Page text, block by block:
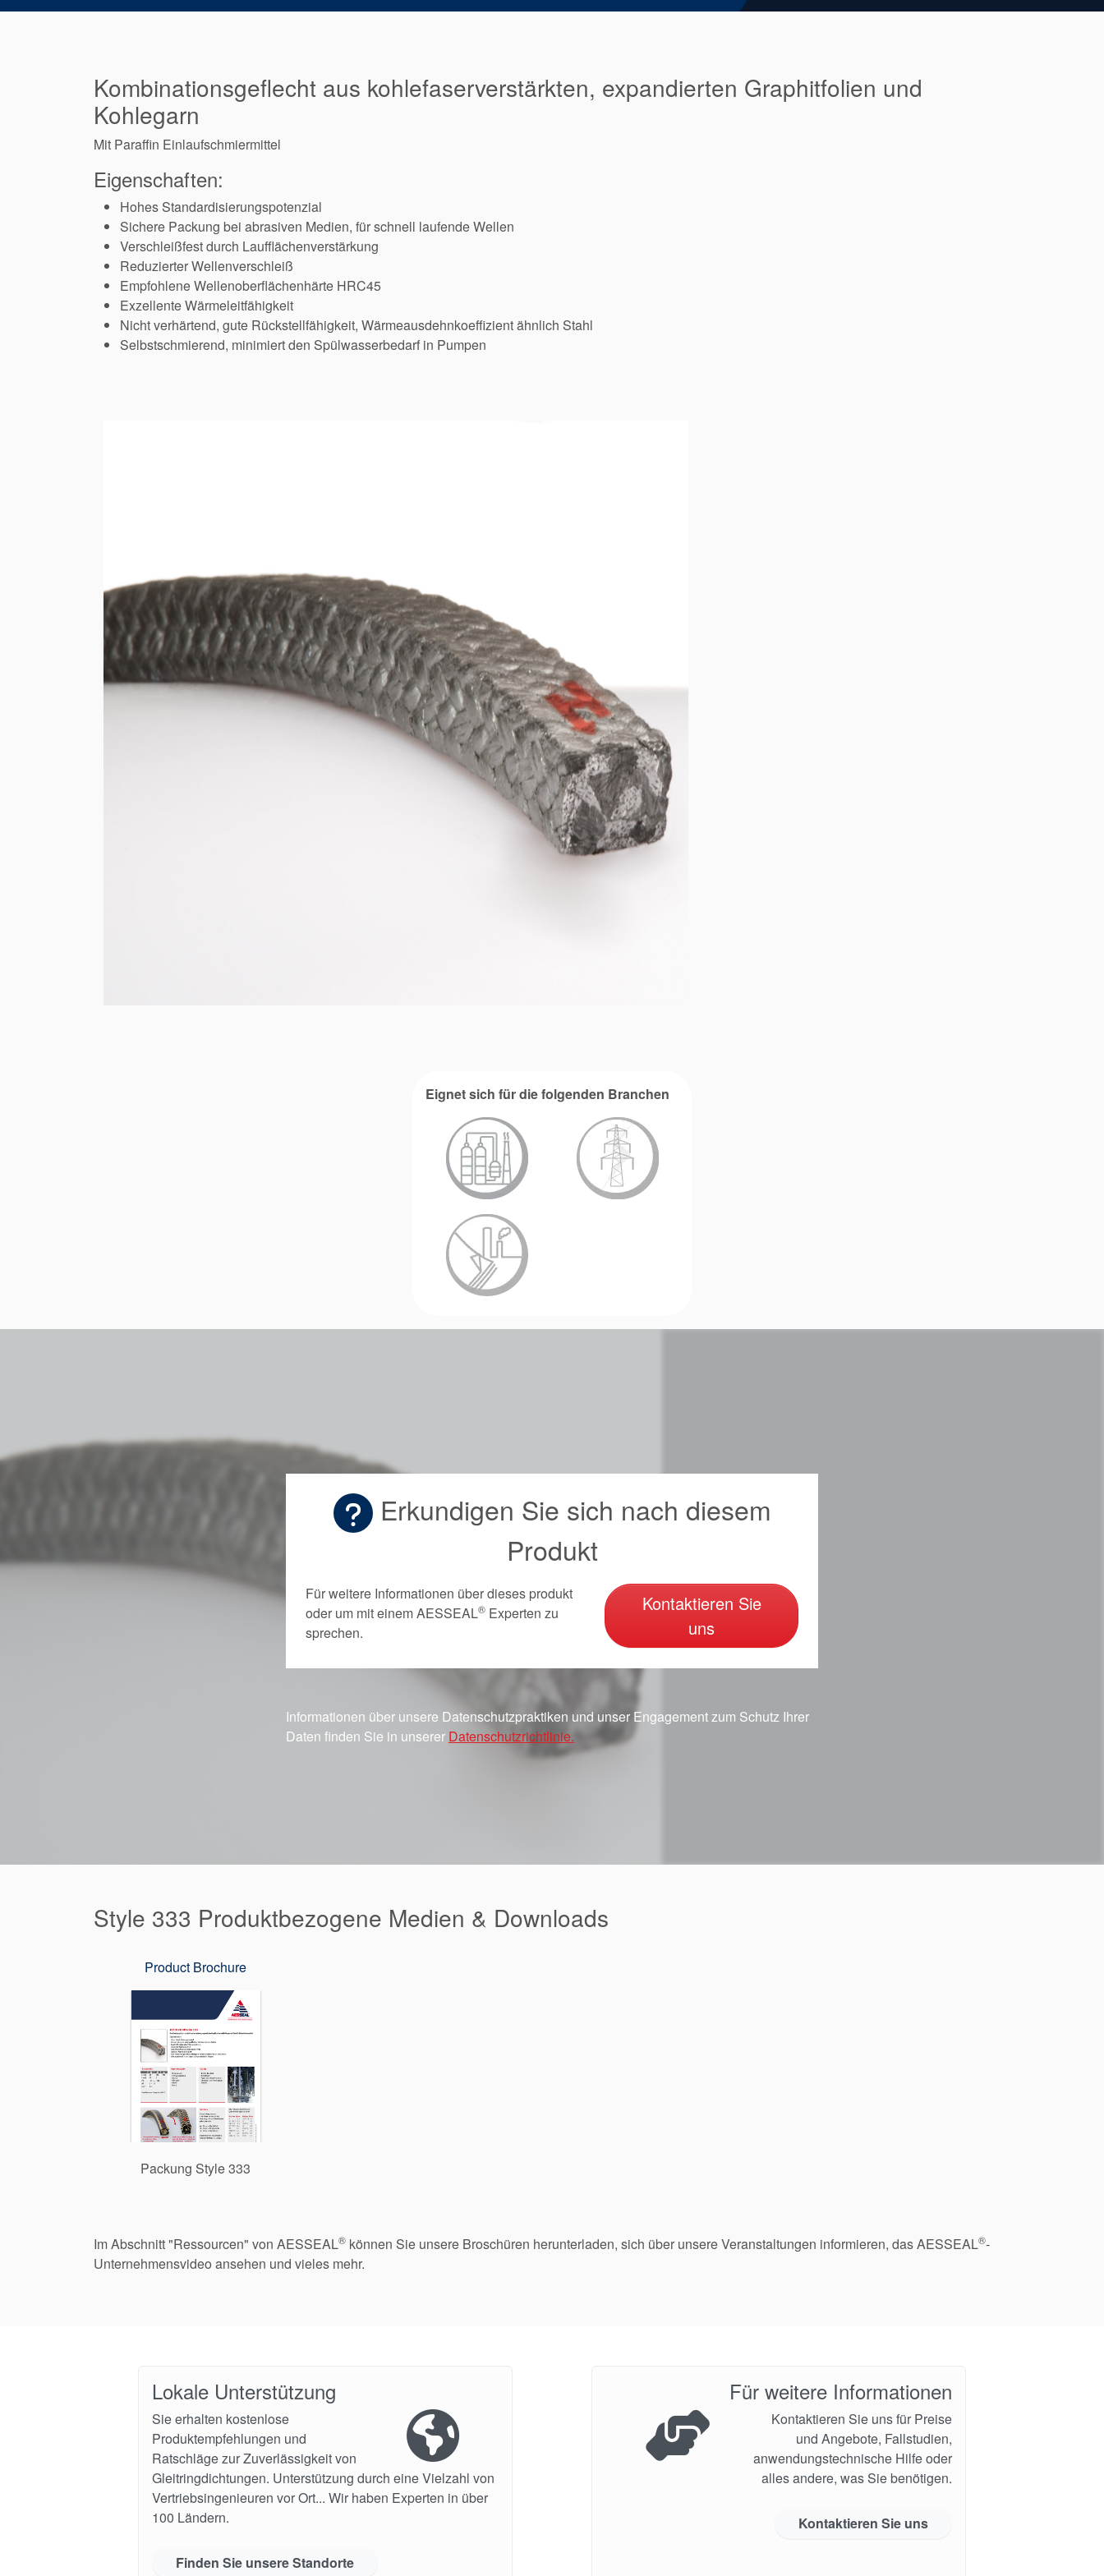
Kombinationsgeflecht aus kohlefaserverstärkten, expandierten Graphitfolien und
Kohlegarn
Mit Paraffin Einlaufschmiermittel
Eigenschaften:
Hohes Standardisierungspotenzial
Sichere Packung bei abrasiven Medien, für schnell laufende Wellen
Verschleißfest durch Laufflächenverstärkung
Reduzierter Wellenverschleiß
Empfohlene Wellenoberflächenhärte HRC45
Exzellente Wärmeleitfähigkeit
Nicht verhärtend, gute Rückstellfähigkeit, Wärmeausdehnkoeffizient ähnlich Stahl
Selbstschmierend, minimiert den Spülwasserbedarf in Pumpen
Eignet sich für die folgenden Branchen
Erkundigen Sie sich nach diesem
Produkt
Für weitere Informationen über dieses produkt
oder um mit einem AESSEAL® Experten zu
sprechen.
Kontaktieren Sie
uns
Informationen über unsere Datenschutzpraktiken und unser Engagement zum Schutz Ihrer
Daten finden Sie in unserer Datenschutzrichtlinie.
Style 333 Produktbezogene Medien & Downloads
Product Brochure
Packung Style 333
Im Abschnitt "Ressourcen" von AESSEAL® können Sie unsere Broschüren herunterladen, sich über unsere Veranstaltungen informieren, das AESSEAL®-
Unternehmensvideo ansehen und vieles mehr.
Lokale Unterstützung
Sie erhalten kostenlose
Produktempfehlungen und
Ratschläge zur Zuverlässigkeit von
Gleitringdichtungen. Unterstützung durch eine Vielzahl von
Vertriebsingenieuren vor Ort... Wir haben Experten in über
100 Ländern.
Finden Sie unsere Standorte
Für weitere Informationen
Kontaktieren Sie uns für Preise
und Angebote, Fallstudien,
anwendungstechnische Hilfe oder
alles andere, was Sie benötigen.
Kontaktieren Sie uns